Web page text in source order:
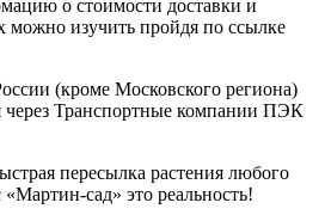
о стоимости доставки и
можно изучить пройдя по ссылке
(кроме Московского региона)
через Транспортные компании ПЭК
пересылка растения любого
«Мартин-сад» это реальность!